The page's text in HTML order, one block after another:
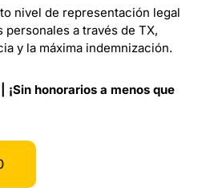
nivel de representación legal
a través de TX,
y la máxima indemnización.
honorarios a menos que